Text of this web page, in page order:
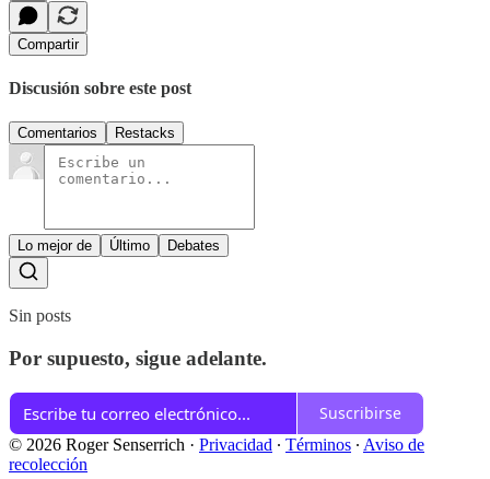
Compartir
Discusión sobre este post
Comentarios Restacks
Lo mejor de Último Debates
Sin posts
Por supuesto, sigue adelante.
Suscribirse
© 2026 Roger Senserrich · Privacidad ∙ Términos ∙ Aviso de
recolección